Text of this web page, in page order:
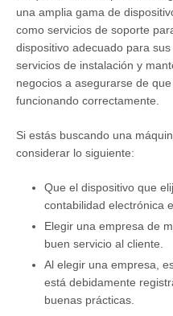
una amplia gama de
como servicios de soporte
dispositivo adecuado para
servicios de instalación y
negocios a asegurarse de
funcionando correctamente.
Si estás buscando una
considerar lo siguiente:
Que el dispositivo que
contabilidad electrónica
Elegir una empresa de
buen servicio al cliente.
Al elegir una empresa,
está debidamente
buenas prácticas.